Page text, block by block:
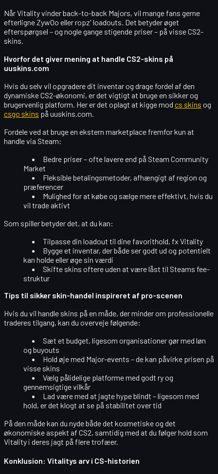
Når Vitality vinder back-to-back Majors, vil mange fans gerne
efterligneZywOo eller ropz' loadouts. Det betyder øget
efterspørgsel – og nogle gange stigende priser – på visse CS2-
skins.
Hvorfor det giver mening at handle CS2-skins på
uuskins.com
Hvis du selv vil opgradere dit inventar og drage fordel af den
dynamiske CS2-økonomi, er det vigtigt at bruge en sikker og
brugervenlig platform. Her er det oplagt at kigge mod cs skins og
csgo skins på uuskins.com.
Fordele ved at bruge en ekstern marketplace fremfor kun at
handle via Steam:
Bedre priser– ofte lavere end på Steam Community
Market
Fleksible betalingsmetoder, afhængigt af region og
præferencer
Mulighed for at købe og sælge mere effektivt, hvis du
vil trade aktivt
Som spiller betyder det, at du kan:
Tilpasse din loadout til dine favorithold, fx Vitality
Bygge et inventar, der både ser godt ud og potentielt
kan holde eller øge sin værdi
Skifte skins oftere uden at være låst til Steams fee-
struktur
Tips til sikker skin-handel inspireret af pro-scenen
Hvis du vil handle skins på en måde, der minder om professionelle
traderes tilgang, kan du overveje følgende:
Sæt et budget, ligesom organisationer gør med løn
og buyouts
Hold øje med Major-events – de kan påvirke prisen på
visse skins
Vælg pålidelige platformemed godt ry og
gennemsigtige vilkår
Lad være med at jagte hype blindt – ligesom med
hold, er det klogt at se på stabilitet over tid
På den måde kan du nyde både det kosmetiske og det
økonomiske aspekt af CS2, samtidig med at du følger hold som
Vitality i deres jagt på flere trofæer.
Konklusion: Vitalitys arv i CS-historien